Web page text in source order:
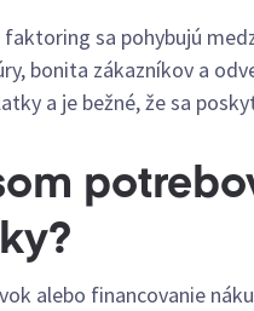
faktoring sa pohybujú
bonita zákazníkov a
a je bežné, že sa
alebo financovanie